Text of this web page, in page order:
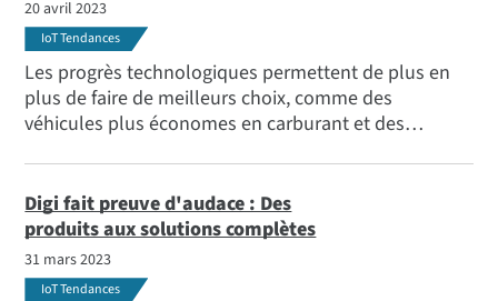
20 avril 2023
IoT Tendances
Les progrès technologiques permettent de plus en
plus de faire de meilleurs choix, comme des
véhicules plus économes en carburant et des
matière de durabilité et de réduction de l'impact
environnemental des entreprises, des municipalités
et des opérations industrielles. Pour en savoir plus,
consultez ce blog.
Digi fait preuve d'audace : Des
produits aux solutions complètes
31 mars 2023
IoT Tendances